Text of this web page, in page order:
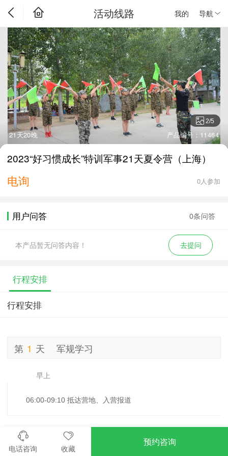
我的 导航
活动线路
2/5
21天20晚 产品编号：11464
2023“好习惯成长”特训军事21天夏令营（上海）
电询 0人参加
用户问答 0条问答
本产品暂无问答内容！ 去提问
行程安排
行程安排
第 1 天 军规学习
早上
06:00-09:10 抵达营地、入营报道
电话咨询 收藏
预约咨询